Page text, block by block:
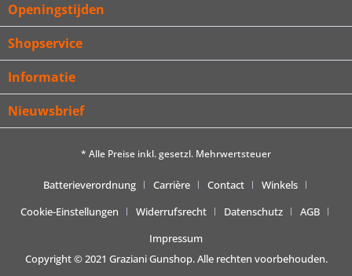
Openingstijden
Shopservice
Informatie
Nieuwsbrief
* Alle Preise inkl. gesetzl. Mehrwertsteuer
Batterieverordnung Carrière Contact
Winkels
Cookie-Einstellungen
Widerrufsrecht Datenschutz
AGB
Impressum
Copyright © 2021 Graziani Gunshop. Alle rechten voorbehouden.